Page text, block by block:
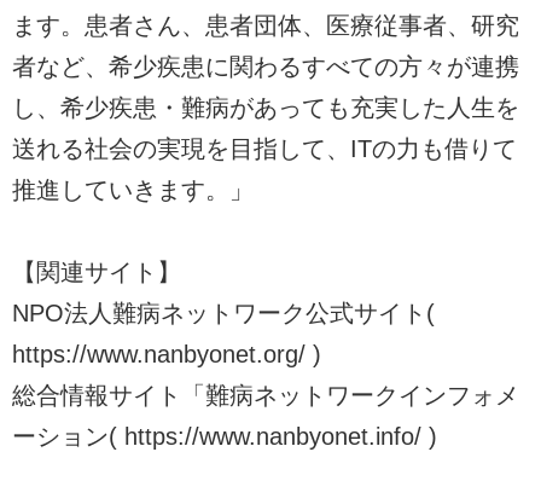
ます。患者さん、患者団体、医療従事者、研究
者など、希少疾患に関わるすべての方々が連携
し、希少疾患・難病があっても充実した人生を
送れる社会の実現を目指して、ITの力も借りて
推進していきます。」
【関連サイト】
NPO法人難病ネットワーク公式サイト(
https://www.nanbyonet.org/ )
総合情報サイト「難病ネットワークインフォメ
ーション( https://www.nanbyonet.info/ )